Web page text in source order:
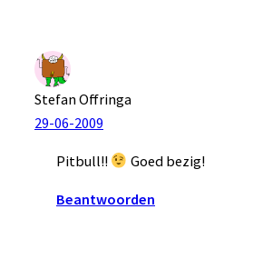
Stefan Offringa
29-06-2009
Pitbull!! Goed bezig!
Beantwoorden